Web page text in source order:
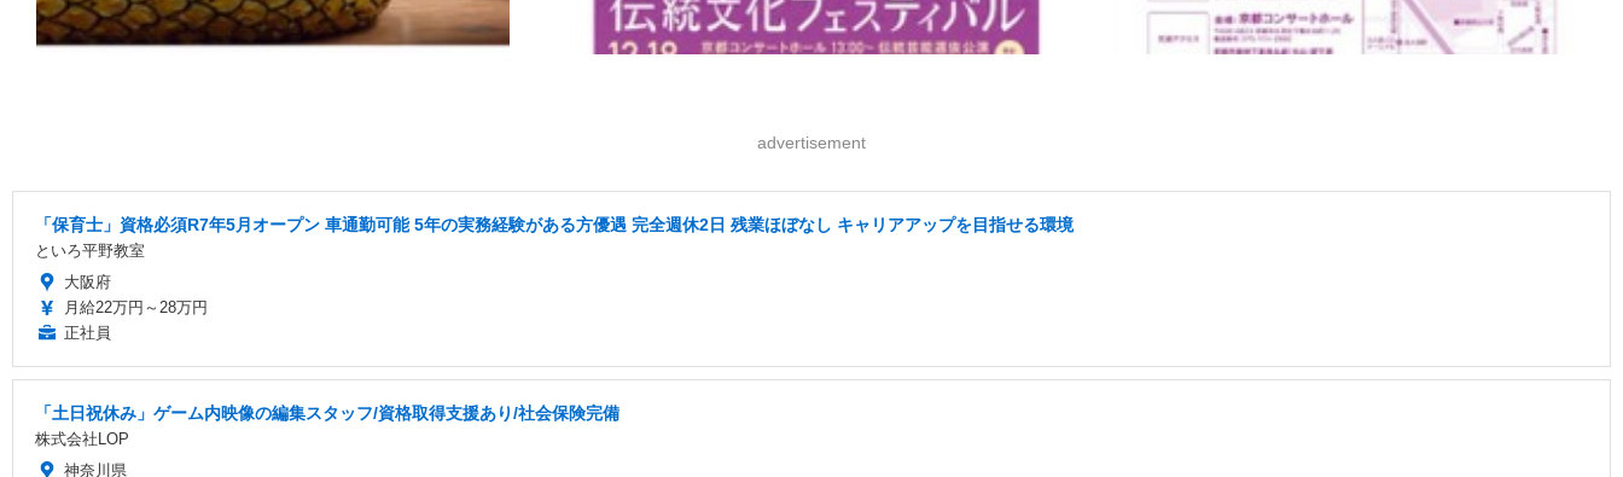
advertisement
「保育士」資格必須R7年5月オープン 車通勤可能 5年の実務経験がある方優遇 完全週休2日 残業ほぼなし キャリアアップを目指せる環境
といろ平野教室
大阪府
月給22万円～28万円
正社員
「土日祝休み」ゲーム内映像の編集スタッフ/資格取得支援あり/社会保険完備
株式会社LOP
神奈川県